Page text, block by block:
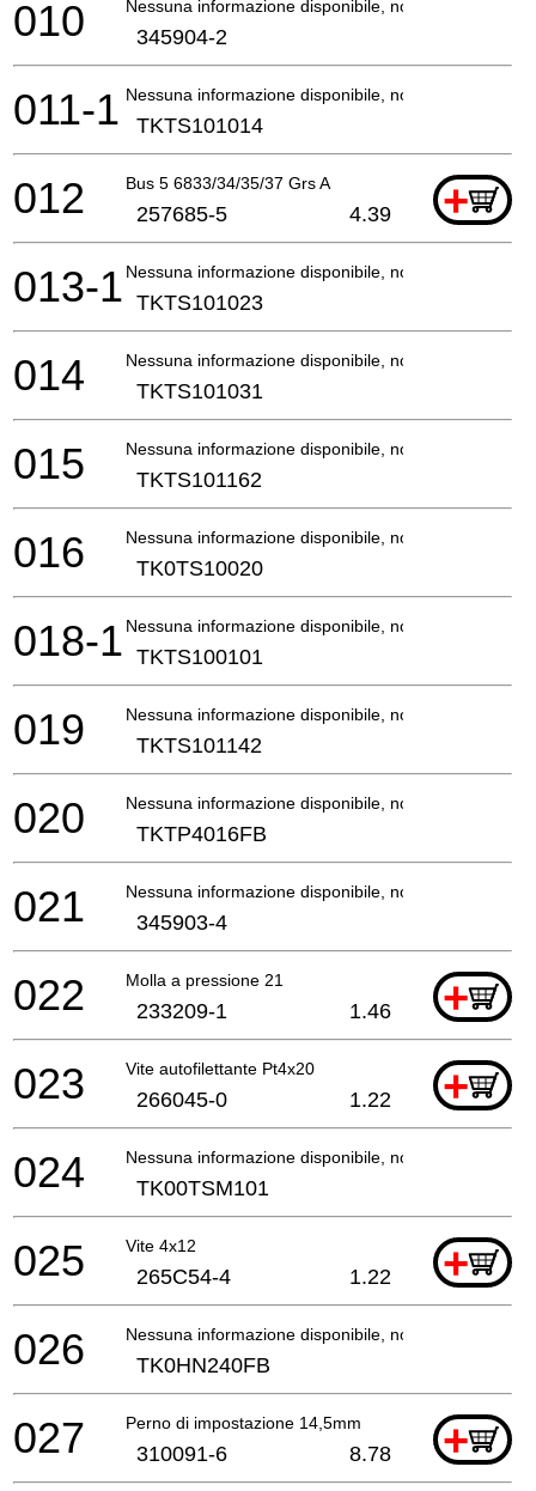
Nessuna informazione disponibile, non ordinabile
010 345904-2
Nessuna informazione disponibile, non ordinabile
011-1 TKTS101014
Bus 5 6833/34/35/37 Grs A +
012 257685-5 4.39
Nessuna informazione disponibile, non ordinabile
013-1 TKTS101023
Nessuna informazione disponibile, non ordinabile
014 TKTS101031
Nessuna informazione disponibile, non ordinabile
015 TKTS101162
Nessuna informazione disponibile, non ordinabile
016 TK0TS10020
Nessuna informazione disponibile, non ordinabile
018-1 TKTS100101
Nessuna informazione disponibile, non ordinabile
019 TKTS101142
Nessuna informazione disponibile, non ordinabile
020 TKTP4016FB
Nessuna informazione disponibile, non ordinabile
021 345903-4
Molla a pressione 21 +
022 233209-1 1.46
Vite autofilettante Pt4x20 +
023 266045-0 1.22
Nessuna informazione disponibile, non ordinabile
024 TK00TSM101
Vite 4x12 +
025 265C54-4 1.22
Nessuna informazione disponibile, non ordinabile
026 TK0HN240FB
Perno di impostazione 14,5mm +
027 310091-6 8.78